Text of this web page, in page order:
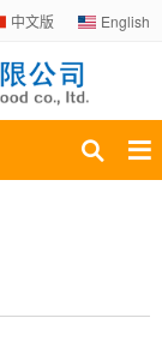
中文版 English